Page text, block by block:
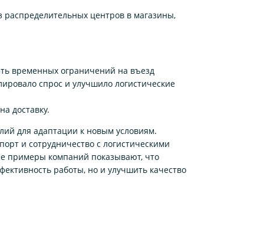
центров в магазины,
временных ограничений на въезд
спрос и улучшило логистические
доставку.
для адаптации к новым условиям.
и сотрудничество с логистическими
примеры компаний показывают, что
работы, но и улучшить качество